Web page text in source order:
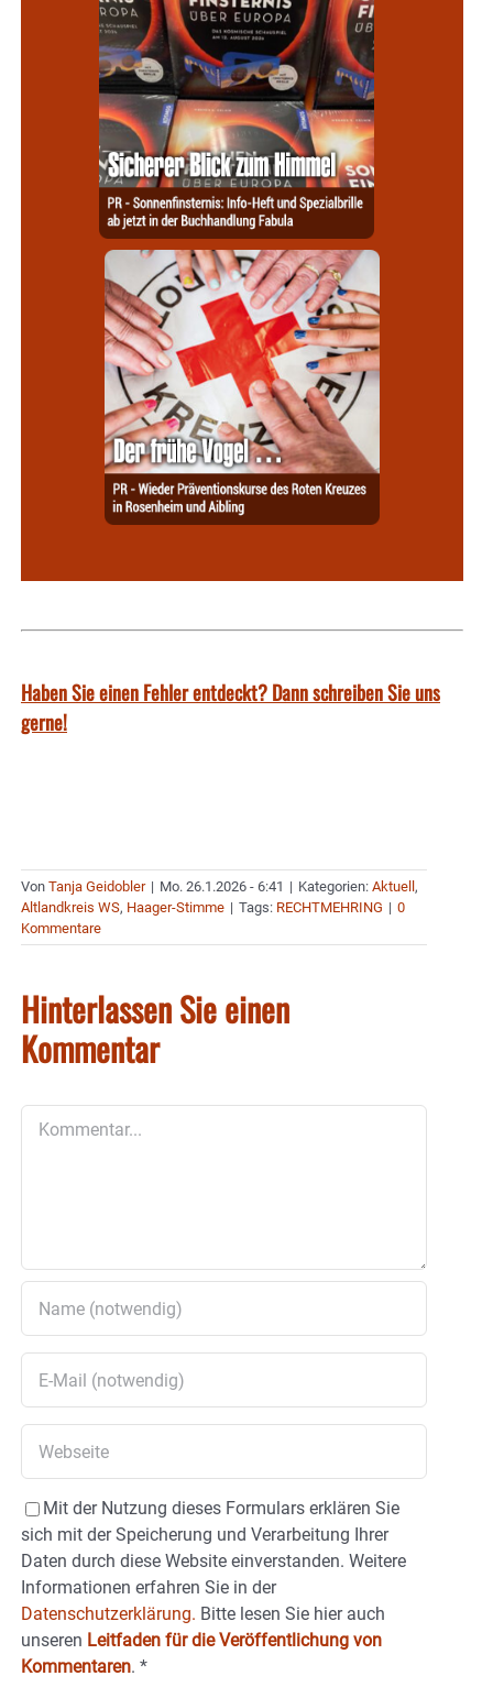
Haben Sie einen Fehler entdeckt? Dann schreiben Sie uns
gerne!
Von Tanja Geidobler | Mo. 26.1.2026 - 6:41 | Kategorien: Aktuell ,
Altlandkreis WS, Haager-Stimme | Tags: RECHTMEHRING | 0
Kommentare
Hinterlassen Sie einen
Kommentar
Mit der Nutzung dieses Formulars erklären Sie
sich mit der Speicherung und Verarbeitung Ihrer
Daten durch diese Website einverstanden. Weitere
Informationen erfahren Sie in der
Datenschutzerklärung. Bitte lesen Sie hier auch
unseren Leitfaden für die Veröffentlichung von
Kommentaren. *